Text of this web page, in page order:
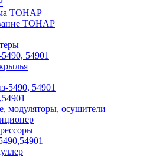
ТОНАР
ТОНАР
54901
5490, 54901
модуляторы, осушители